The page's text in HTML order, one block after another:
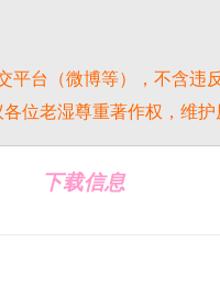
平台（微博等），不含违
位老湿尊重著作权，维护
下载信息